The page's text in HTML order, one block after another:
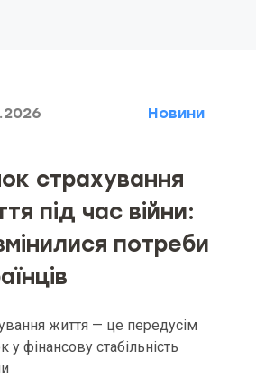
Новини
страхування
під час війни:
потреби
життя — це передусім
у фінансову стабільність